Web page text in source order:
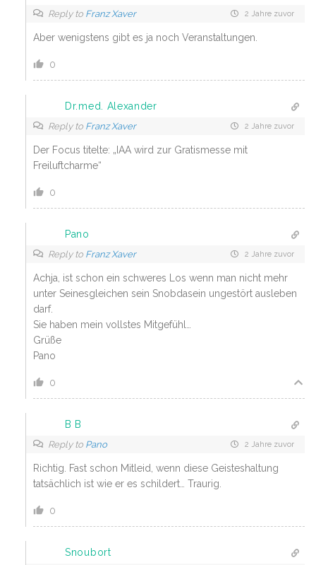
Reply to Franz Xaver 2 Jahre zuvor
Aber wenigstens gibt es ja noch Veranstaltungen.
0
Dr.med. Alexander
Reply to Franz Xaver 2 Jahre zuvor
Der Focus titelte: „IAA wird zur Gratismesse mit
Freiluftcharme“
0
Pano
Reply to Franz Xaver 2 Jahre zuvor
Achja, ist schon ein schweres Los wenn man nicht mehr
unter Seinesgleichen sein Snobdasein ungestört ausleben
darf.
Sie haben mein vollstes Mitgefühl…
Grüße
Pano
0
B B
Reply to Pano 2 Jahre zuvor
Richtig. Fast schon Mitleid, wenn diese Geisteshaltung
tatsächlich ist wie er es schildert… Traurig.
0
Snoubort